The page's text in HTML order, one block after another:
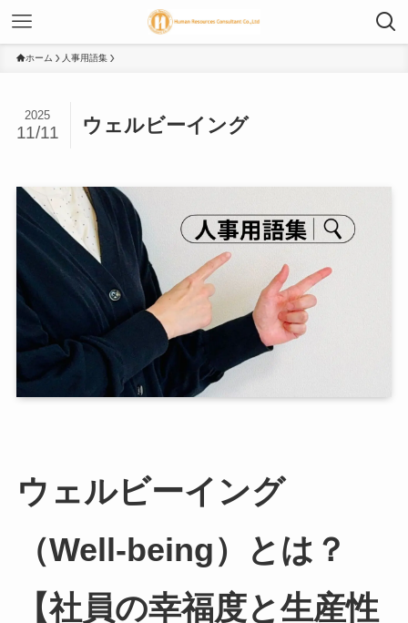
ホーム 人事用語集
ウェルビーイング
2025
11/11
ウェルビーイング
（Well-being）とは？
【社員の幸福度と生産性